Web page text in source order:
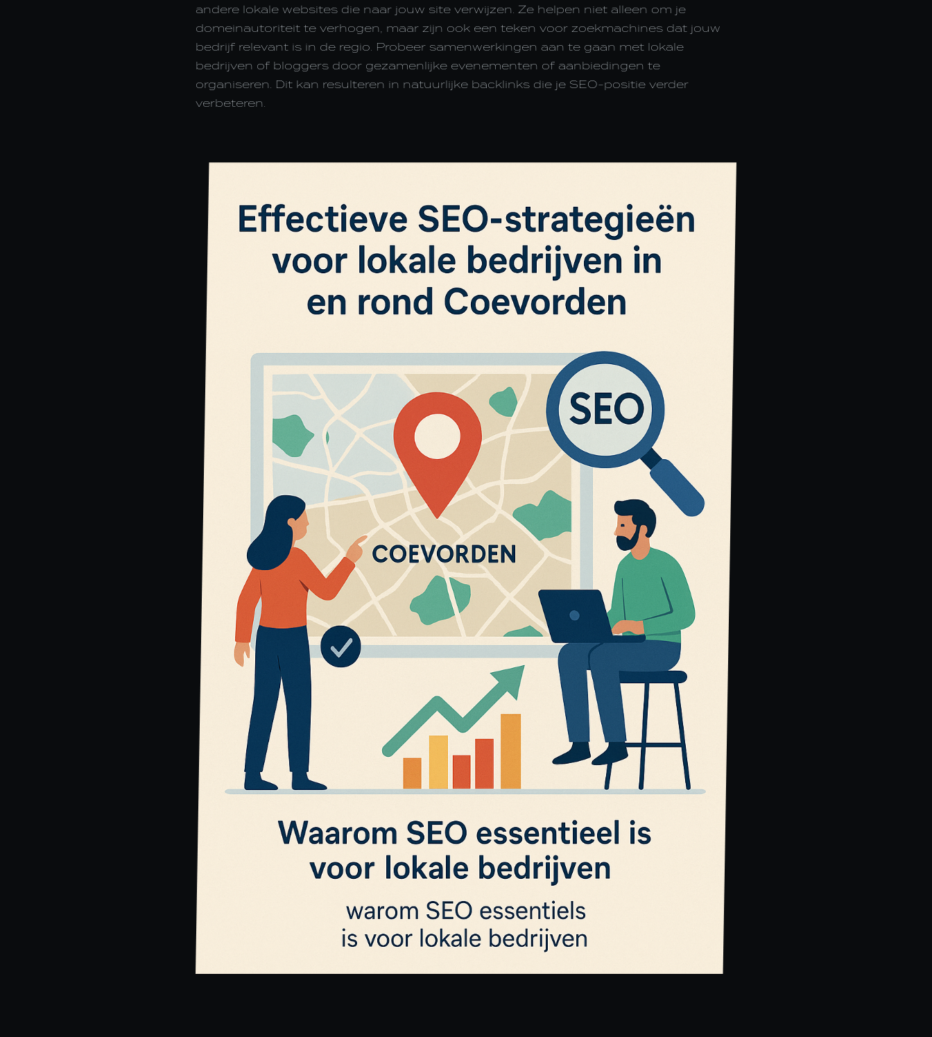
andere lokale websites die naar jouw site verwijzen. Ze helpen niet alleen om je
domeinautoriteit te verhogen, maar zijn ook een teken voor zoekmachines dat jouw
bedrijf relevant is in de regio. Probeer samenwerkingen aan te gaan met lokale
bedrijven of bloggers door gezamenlijke evenementen of aanbiedingen te
organiseren. Dit kan resulteren in natuurlijke backlinks die je SEO-positie verder
verbeteren.